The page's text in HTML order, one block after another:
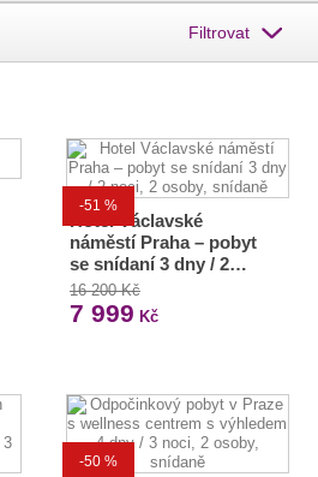
Filtrovat
-51 %
Hotel Václavské
náměstí Praha – pobyt
se snídaní 3 dny / 2…
16 200 Kč
7 999 Kč
-50 %